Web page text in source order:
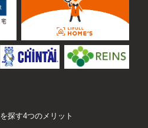
探す4つのメリット